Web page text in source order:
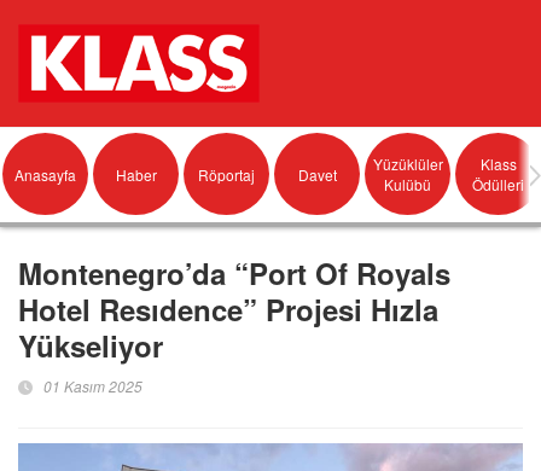
Anasayfa Haber Röportaj Davet
Yüzüklüler
Kulübü
Klass
Ödülleri
Montenegro’da “Port Of Royals
Hotel Resıdence” Projesi Hızla
Yükseliyor
01 Kasım 2025